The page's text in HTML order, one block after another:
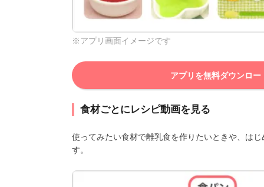
※アプリ画面イメージです
アプリを無料ダウンロー
食材ごとにレシピ動画を見る
使ってみたい食材で離乳食を作りたいときや、は
す。